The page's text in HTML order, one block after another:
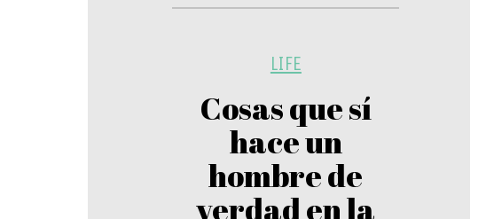
LIFE
Cosas que sí
hace un
hombre de
verdad en la